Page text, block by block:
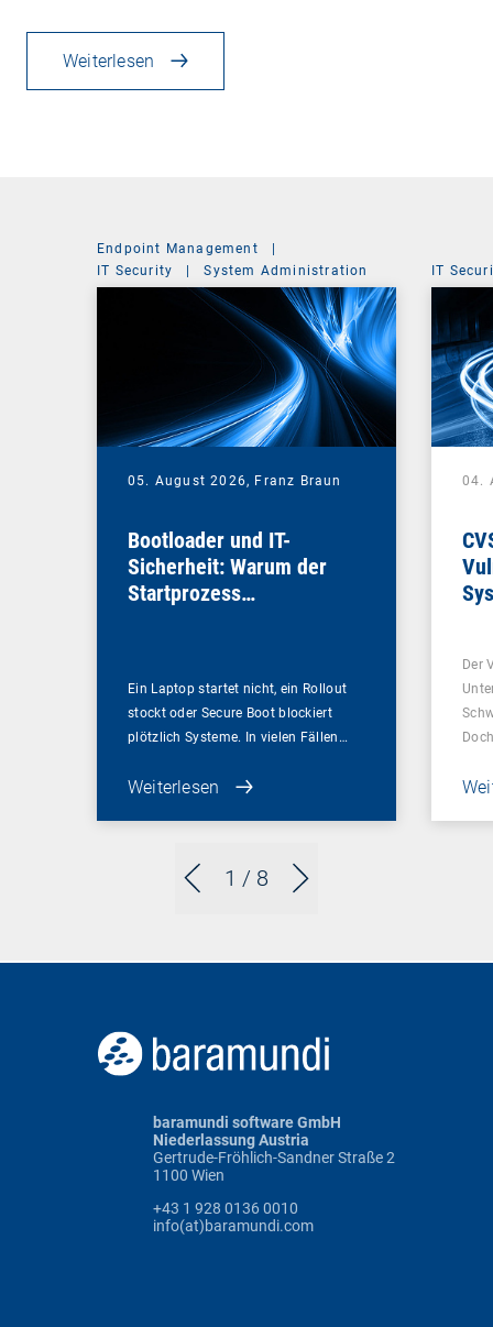
Weiterlesen
1 / 8
Endpoint Management
|
IT Security
| System Administration
05. August 2026, Franz Braun
Bootloader und IT-
Sicherheit: Warum der
Startprozess
Ein Laptop startet nicht, ein Rollout
stockt oder Secure Boot blockiert
plötzlich Systeme. In vielen Fällen…
Weiterlesen
IT
04.
Der
baramundi software GmbH
Niederlassung Austria
Gertrude-Fröhlich-Sandner Straße 2
1100 Wien
+43 1 928 0136 0010
info(at)baramundi.com